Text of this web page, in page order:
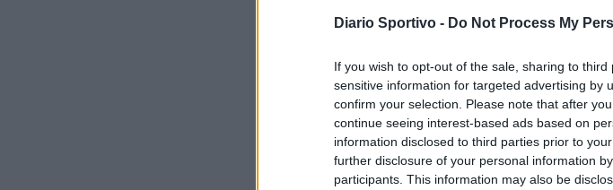
Diario Sportivo - Do Not Process My
If you wish to opt-out of the sale, sharing to
sensitive information for targeted advertising by
confirm your selection. Please note that after
continue seeing interest-based ads based on
information disclosed to third parties prior to
further disclosure of your personal information
participants. This information may also be